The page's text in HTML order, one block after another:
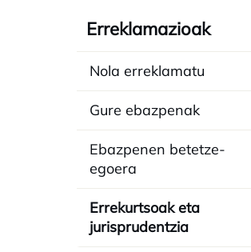
Erreklamazioak
Nola erreklamatu
Gure ebazpenak
Ebazpenen betetze-
egoera
Errekurtsoak eta
jurisprudentzia